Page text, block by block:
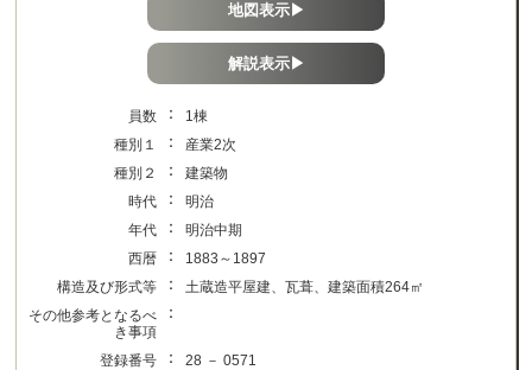
地図表示▶
解説表示▶
員数 ：
1棟
種別１
：
産業2次
種別２
：
建築物
時代
：
明治
年代
：
明治中期
西暦
：
1883～1897
構造及び形式等
：
土蔵造平屋建、瓦葺、建築面積264㎡
その他参考となるべ
き事項
：
登録番号 ：
28 － 0571